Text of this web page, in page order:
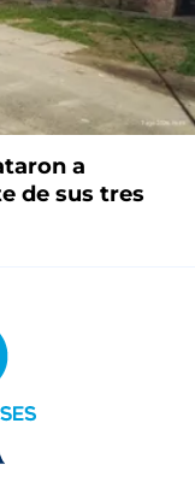
a
de sus tres